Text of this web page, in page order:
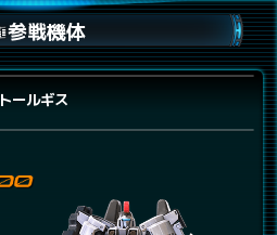
参戦機体
トールギス